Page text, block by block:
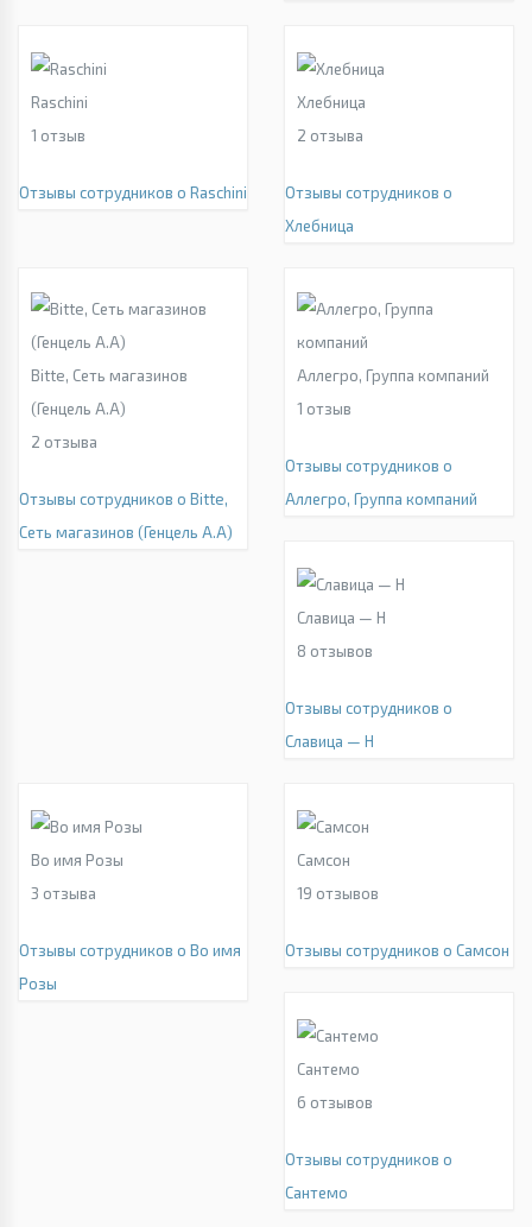
Raschini
1 отзыв
Отзывы сотрудников о Raschini
Хлебница
2 отзыва
Отзывы сотрудников о
Хлебница
Bitte, Сеть магазинов
(Генцель А.А)
2 отзыва
Отзывы сотрудников о Bitte,
Сеть магазинов (Генцель А.А)
Аллегро, Группа компаний
1 отзыв
Отзывы сотрудников о
Аллегро, Группа компаний
Славица — Н
8 отзывов
Отзывы сотрудников о
Славица — Н
Во имя Розы
3 отзыва
Отзывы сотрудников о Во имя
Розы
Самсон
19 отзывов
Отзывы сотрудников о Самсон
Сантемо
6 отзывов
Отзывы сотрудников о
Сантемо